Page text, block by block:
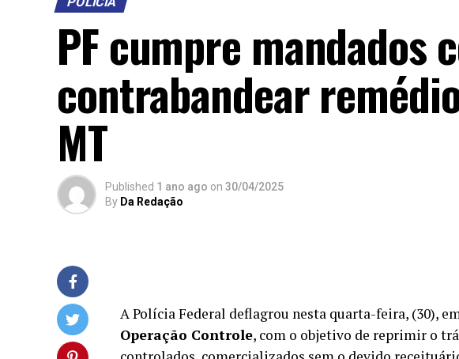
PF cumpre
contrabandear
MT
Published 1 ano ago on 30/04/2025
By Da Redação
A Polícia Federal deflagrou nesta quarta-feira, (30),
Operação Controle, com o objetivo de reprimir o